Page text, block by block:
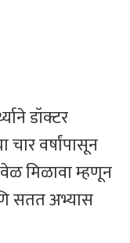
डॉक्टर
चार वर्षांपासून
मिळावा म्हणून
सतत अभ्यास